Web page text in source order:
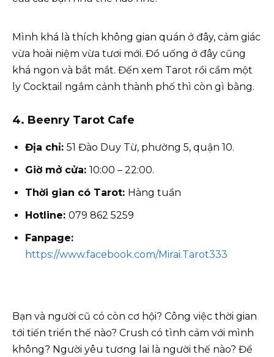
Mình khá là thích không gian quán ở đây, cảm giác
vừa hoài niệm vừa tươi mới. Đồ uống ở đây cũng
khá ngon và bắt mắt. Đến xem Tarot rồi cầm một
ly Cocktail ngắm cảnh thành phố thì còn gì bằng.
4. Beenry Tarot Cafe
Địa chỉ: 51 Đào Duy Từ, phường 5, quận 10.
Giờ mở cửa: 10:00 – 22:00.
Thời gian có Tarot: Hàng tuần
Hotline: 079 862 5259
Fanpage:
https://www.facebook.com/Mirai.Tarot333
Bạn và người cũ có còn cơ hội? Công việc thời gian
tới tiến triển thế nào? Crush có tình cảm với mình
không? Người yêu tương lai là người thế nào? Để